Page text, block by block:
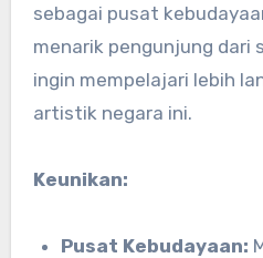
sebagai pusat
menarik pengunjung dari
ingin mempelajari lebih
artistik negara ini.
Keunikan:
Pusat Kebudayaan: